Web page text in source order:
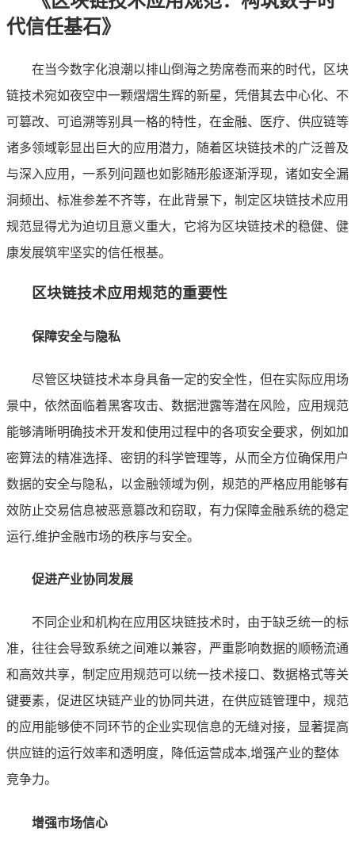
代信任基石》
在当今数字化浪潮以排山倒海之势席卷而来的时代，区块
链技术宛如夜空中一颗熠熠生辉的新星，凭借其去中心化、不
可篡改、可追溯等别具一格的特性，在金融、医疗、供应链等
诸多领域彰显出巨大的应用潜力，随着区块链技术的广泛普及
与深入应用，一系列问题也如影随形般逐渐浮现，诸如安全漏
洞频出、标准参差不齐等，在此背景下，制定区块链技术应用
规范显得尤为迫切且意义重大，它将为区块链技术的稳健、健
康发展筑牢坚实的信任根基。
区块链技术应用规范的重要性
保障安全与隐私
尽管区块链技术本身具备一定的安全性，但在实际应用场
景中，依然面临着黑客攻击、数据泄露等潜在风险，应用规范
能够清晰明确技术开发和使用过程中的各项安全要求，例如加
密算法的精准选择、密钥的科学管理等，从而全方位确保用户
数据的安全与隐私，以金融领域为例，规范的严格应用能够有
效防止交易信息被恶意篡改和窃取，有力保障金融系统的稳定
运行,维护金融市场的秩序与安全。
促进产业协同发展
不同企业和机构在应用区块链技术时，由于缺乏统一的标
准，往往会导致系统之间难以兼容，严重影响数据的顺畅流通
和高效共享，制定应用规范可以统一技术接口、数据格式等关
键要素，促进区块链产业的协同共进，在供应链管理中，规范
的应用能够使不同环节的企业实现信息的无缝对接，显著提高
供应链的运行效率和透明度，降低运营成本,增强产业的整体
竞争力。
增强市场信心